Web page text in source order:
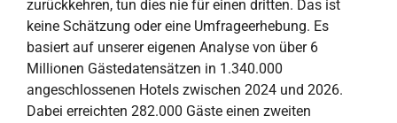
zurückkehren, tun dies nie für einen dritten. Das ist
keine Schätzung oder eine Umfrageerhebung. Es
basiert auf unserer eigenen Analyse von über 6
Millionen Gästedatensätzen in 1.340.000
angeschlossenen Hotels zwischen 2024 und 2026.
Dabei erreichten 282.000 Gäste einen zweiten